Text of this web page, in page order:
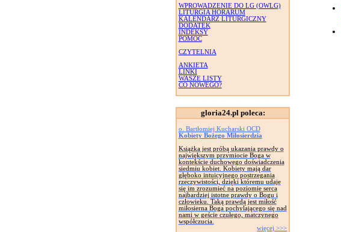
WPROWADZENIE DO LG (OWLG)
LITURGIA HORARUM
KALENDARZ LITURGICZNY
DODATEK
INDEKSY
POMOC
CZYTELNIA
ANKIETA
LINKI
WASZE LISTY
CO NOWEGO?
gloria24.pl poleca:
o. Bartłomiej Kucharski OCD
Kobiety Bożego Miłosierdzia
Książka jest próbą ukazania prawdy o
największym przymiocie Boga w
kontekście duchowego doświadczenia
siedmiu kobiet. Kobiety mają dar
głęboko intuicyjnego postrzegania
rzeczywistości, dzięki któremu udaje
się im zrozumieć na poziomie serca
najbardziej istotne prawdy o Bogu i
człowieku. Taką prawdą jest miłość
miłosierna Boga pochylającego się nad
nami w geście czułego, matczynego
współczucia.
więcej >>>